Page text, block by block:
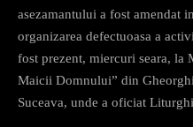
asezamantului a fost amendat
organizarea defectuoasa a
fost prezent, miercuri seara, la
Maicii Domnului” din
Suceava, unde a oficiat